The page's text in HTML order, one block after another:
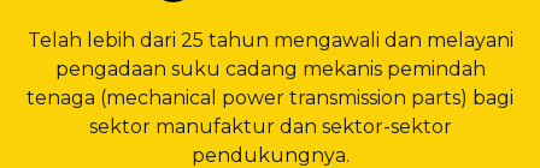
Telah lebih dari 25 tahun mengawali dan melayani
pengadaan suku cadang mekanis pemindah
tenaga (mechanical power transmission parts) bagi
sektor manufaktur dan sektor-sektor
pendukungnya.